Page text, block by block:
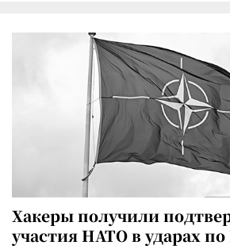
Хакеры получили
участия НАТО в ударах